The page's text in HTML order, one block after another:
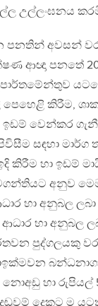
උල්ලංඝනය
පනතින් අවසන්
ආඥා පනතේ
කිරීම,
වෙන්කර
සඳහා මාර්ග
කිරීම හා ඉඩම්
අනුව
හා අනුබල ලබා
හා අනුබල
පුද්ගලයකු
හා රුපියල්
දෙකට ම